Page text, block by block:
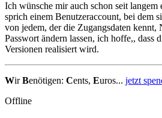
Ich wünsche mir auch schon seit langem
sprich einem Benutzeraccount, bei dem
von jedem, der die Zugangsdaten kennt,
Passwort ändern lassen, ich hoffe,, dass
Versionen realisiert wird.
WirBenötigen: Cents, Euros... jetzt
Offline